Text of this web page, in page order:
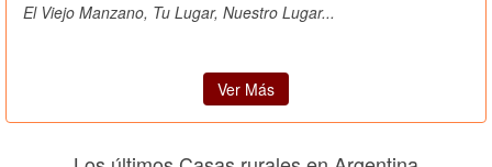
El Viejo Manzano, Tu Lugar, Nuestro Lugar...
Ver Más